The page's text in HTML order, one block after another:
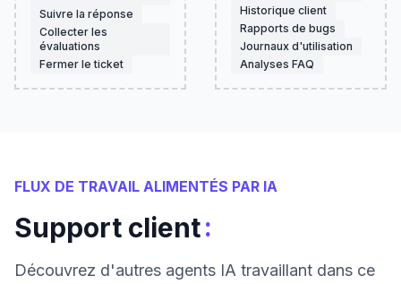
Suivre la réponse
Collecter les
évaluations
Fermer le ticket
Historique client
Rapports de bugs
Journaux d'utilisation
Analyses FAQ
FLUX DE TRAVAIL ALIMENTÉS PAR IA
Support client:
Découvrez d'autres agents IA travaillant dans ce